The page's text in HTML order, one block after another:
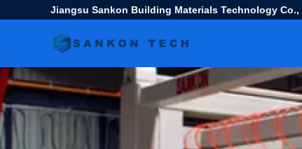
Jiangsu Sankon Building Materials Technology Co.,